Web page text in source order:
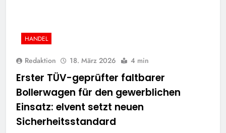
HANDEL
Redaktion 18. März 2026 4 min
Erster TÜV-geprüfter faltbarer
Bollerwagen für den gewerblichen
Einsatz: elvent setzt neuen
Sicherheitsstandard